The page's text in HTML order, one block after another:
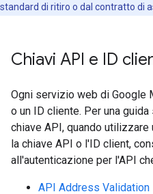
standard di ritiro o dal contratto di
Chiavi API e ID
Ogni servizio web di Google
o un ID cliente. Per una
chiave API, quando
la chiave API o l'ID client,
all'autenticazione per l'API
API Address Validation